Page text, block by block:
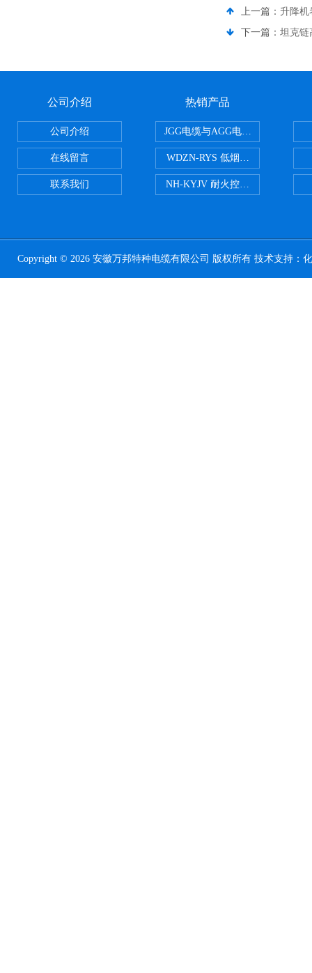
上一篇： 升降机
下一篇： 坦克链
公司介绍
公司介绍
在线留言
联系我们
热销产品
JGG电缆与AGG电缆有什么区别
WDZN-RYS 低烟无卤耐火双绞线
NH-KYJV 耐火控制电缆
Copyright © 2026 安徽万邦特种电缆有限公司 版权所有 技术支持：